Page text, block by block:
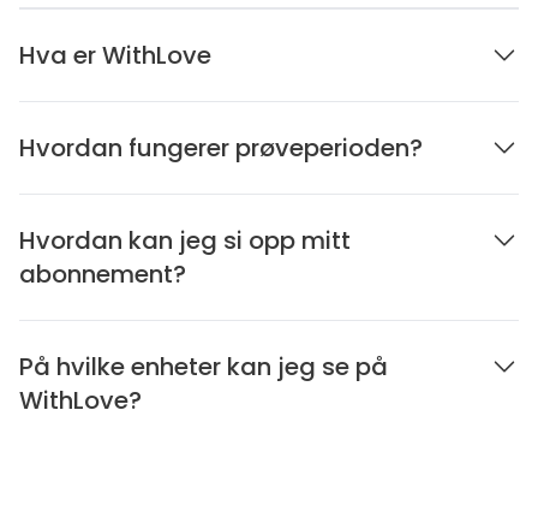
Hva er WithLove
Hvordan fungerer prøveperioden?
Hvordan kan jeg si opp mitt
abonnement?
På hvilke enheter kan jeg se på
WithLove?